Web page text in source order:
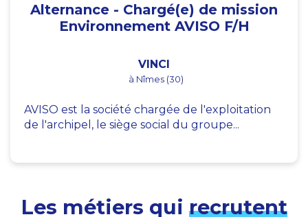
Alternance - Chargé(e) de mission
Environnement AVISO F/H
VINCI
à Nîmes (30)
AVISO est la société chargée de l'exploitation
de l'archipel, le siège social du groupe...
Les métiers qui recrutent